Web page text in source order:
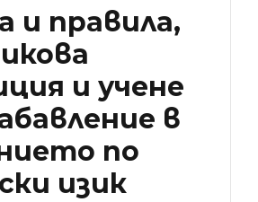
и правила,
и учене
в
по
изик